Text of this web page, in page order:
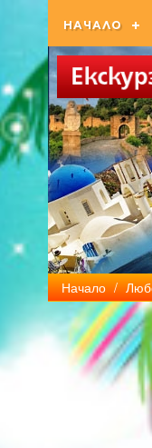
НАЧАЛО
Начало /